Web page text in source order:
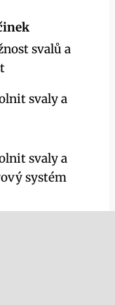
svalů a
svaly a
svaly a
systém